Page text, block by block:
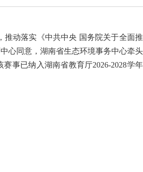
推动落实《中共中央 国务院关于全面推
心同意，湖南省生态环境事务中心牵头
事已纳入湖南省教育厅2026-2028学年